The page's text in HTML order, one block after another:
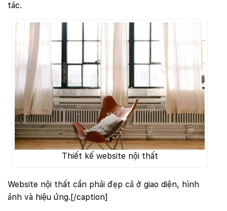
tác.
Thiết kế website nội thất
Website nội thất cần phải đẹp cả ở giao diện, hình
ảnh và hiệu ứng.[/caption]